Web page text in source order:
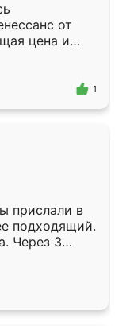
от
цена и
Приехавший
1
прислали в
подходящий.
Через 3
Остались